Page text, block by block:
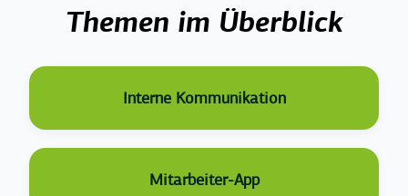
Themen im Überblick
Interne Kommunikation
Mitarbeiter-App